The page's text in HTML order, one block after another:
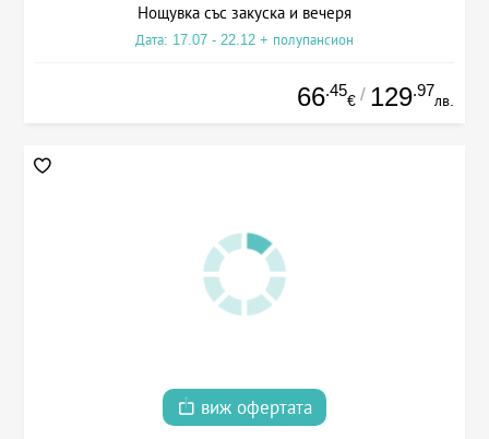
Нощувка със закуска и вечеря
Дата: 17.07 - 22.12 + полупансион
66.45
€ / 129.97
лв.
виж офертата